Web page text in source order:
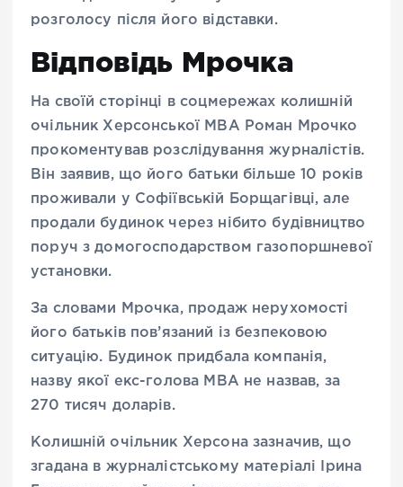
розголосу після його відставки.
Відповідь Мрочка
На своїй сторінці в соцмережах колишній
очільник Херсонської МВА Роман Мрочко
прокоментував розслідування журналістів.
Він заявив, що його батьки більше 10 років
проживали у Софіївській Борщагівці, але
продали будинок через нібито будівництво
поруч з домогосподарством газопоршневої
установки.
За словами Мрочка, продаж нерухомості
його батьків пов’язаний із безпековою
ситуацію. Будинок придбала компанія,
назву якої екс-голова МВА не назвав, за
270 тисяч доларів.
Колишній очільник Херсона зазначив, що
згадана в журналістському матеріалі Ірина